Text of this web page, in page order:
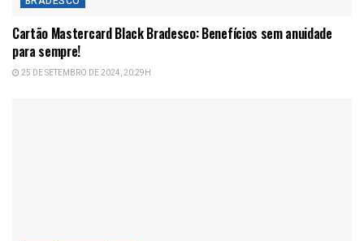
Cartão Mastercard Black Bradesco: Benefícios sem anuidade
para sempre!
25 DE SETEMBRO DE 2024, 20:29H